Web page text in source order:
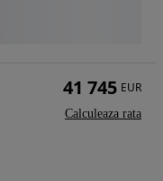
41 745 EUR
Calculeaza rata